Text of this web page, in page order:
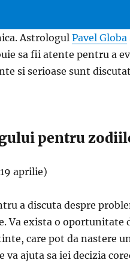
Astrologul Pavel Globa
sa fii atente pentru a
si serioase sunt
pentru
aprilie)
a discuta despre
Va exista o oportunitate
care pot da nastere
ajuta sa iei decizia